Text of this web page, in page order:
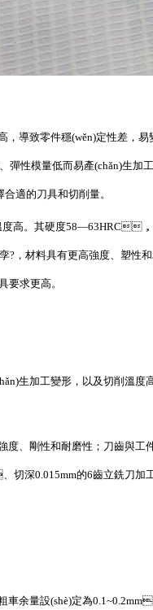
高，導致零件穩(wěn)定性差
、彈性模量低而易產(chǎn)生加
合適的刀具和切削量。
溫度高。其硬度58—63HRC
，材料具有更高強度、塑
要求更高。
生加工變形，以及切削
、剛性和耐磨性；刀齒與
、切深0.015mm的6齒立
用粗車余量設(shè)定為